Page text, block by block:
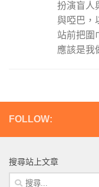
扮演盲人
與啞巴，
站前把圍
應該是我
FOLLOW:
搜尋站上文章
搜